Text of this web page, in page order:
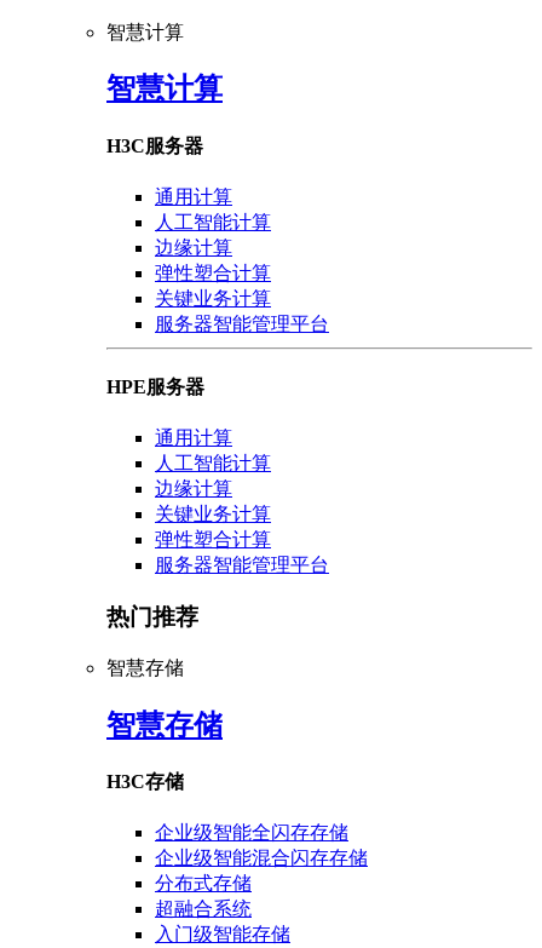
智慧计算
智慧计算
H3C服务器
通用计算
人工智能计算
边缘计算
弹性塑合计算
关键业务计算
服务器智能管理平台
HPE服务器
通用计算
人工智能计算
边缘计算
关键业务计算
弹性塑合计算
服务器智能管理平台
热门推荐
智慧存储
智慧存储
H3C存储
企业级智能全闪存存储
企业级智能混合闪存存储
分布式存储
超融合系统
入门级智能存储